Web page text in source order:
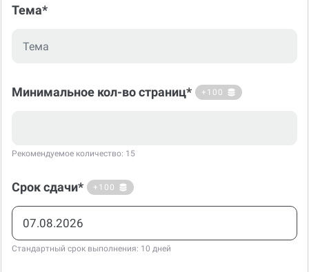
Тема*
Минимальное кол-во страниц* +100
Рекомендуемое количество: 15
Срок сдачи* +100
Стандартный срок выполнения: 10 дней